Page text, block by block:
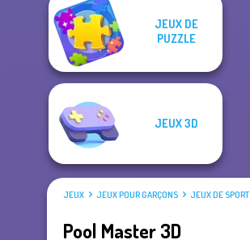
JEUX DE
PUZZLE
JEUX 3D
JEUX JEUX POUR GARÇONS JEUX DE SPORT
Pool Master 3D